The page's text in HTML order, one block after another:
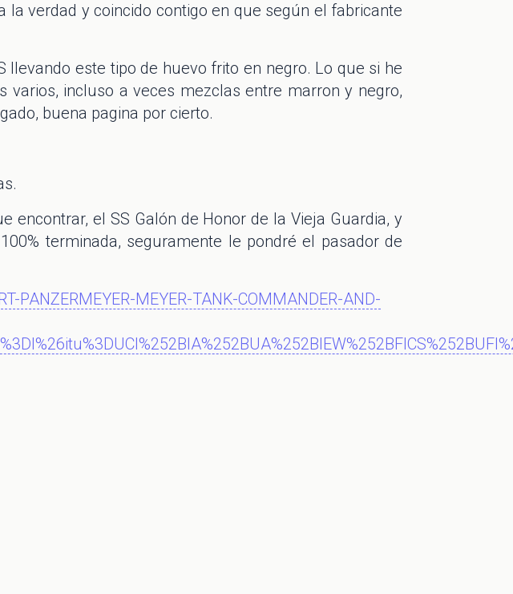
verdad y coincido contigo en que según el fabricante
llevando este tipo de huevo frito en negro. Lo que si he
incluso a veces mezclas entre marron y negro,
buena pagina por cierto.
el SS Galón de Honor de la Vieja Guardia, y
terminada, seguramente le pondré el pasador de
MEYER-TANK-COMMANDER-AND-